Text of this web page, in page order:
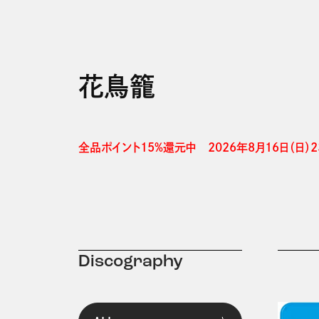
花鳥籠
全品ポイント15%還元中　2026年8月16日（日
Discography